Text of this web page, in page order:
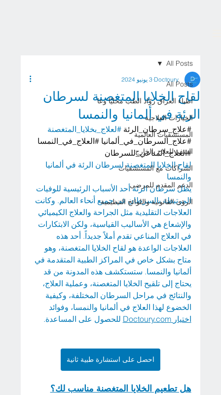
All Posts
أطباء العراق روّاد الطب محليًا وعا
الخيارات العلاجية
المستشفيات العالمية
السفر للعلاج بالخارج
الشراكات مع المستشفيات
الدعم المقدم للمرضى
الرؤى القانونية واللوائح التنظيمية
All Posts
لقاح الخلايا المتغصنة لسرطان
الرئة في ألمانيا والنمسا
Doctoury 3 يونيو 2024
#علاج_سرطان_الرئة #لعلاج_بخلايا_المتغصنة
#علاج_السرطان_في_ألمانيا #العلاج_في_النمسا
#العلاج_المناعي_للسرطان
لقاح الخلايا المتغصنة لسرطان الرئة في ألمانيا
والنمسا
يظل سرطان الرئة أحد الأسباب الرئيسية للوفيات
المرتبطة بالسرطان في جميع أنحاء العالم. وكانت
العلاجات التقليدية مثل الجراحة والعلاج الكيميائي
والإشعاع هي الأساليب القياسية، ولكن الابتكارات
في العلاج المناعي تقدم أملاً جديداً. أحد هذه
العلاجات الواعدة هو لقاح الخلايا المتغصنة، وهو
متاح بشكل خاص في المراكز الطبية المتقدمة في
ألمانيا والنمسا. ستستكشف هذه المدونة من قد
يحتاج إلى تلقيح الخلايا المتغصنة، وعملية العلاج،
والنتائج في مراحل السرطان المختلفة، وكيفية
الخضوع لهذا العلاج في ألمانيا والنمسا، وفوائد
اختيار Doctoury.com للحصول على المساعدة.
احصل على استشارة طبية ثانية
هل تطعيم الخلايا المتغصنة مناسب لك؟